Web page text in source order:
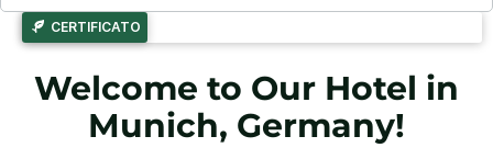
CERTIFICATO
Welcome to Our Hotel in
Munich, Germany!